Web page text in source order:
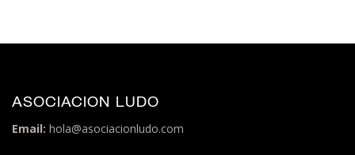
ASOCIACION LUDO
Email: hola@asociacionludo.com